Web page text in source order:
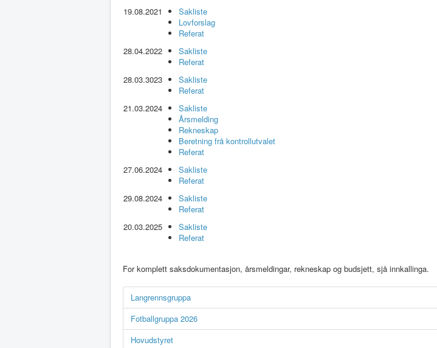
19.08.2021
Sakliste
Lovforslag
Referat
28.04.2022
Sakliste
Referat
28.03.3023
Sakliste
Referat
21.03.2024
Sakliste
Årsmelding
Rekneskap
Beretning frå kontrollutvalet
Referat
27.06.2024
Sakliste
Referat
29.08.2024
Sakliste
Referat
20.03.2025
Sakliste
Referat
For komplett saksdokumentasjon, årsmeldingar, rekneskap og budsjett, sjå innkallinga.
Langrennsgruppa
Fotballgruppa 2026
Hovudstyret